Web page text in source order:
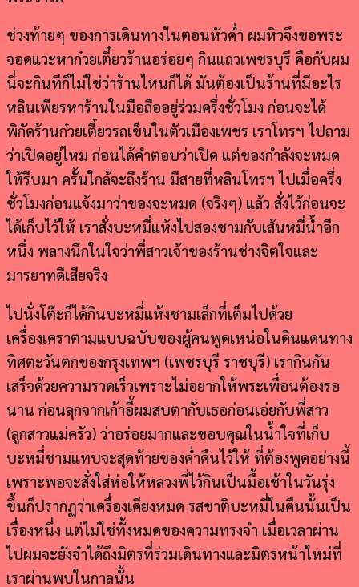
ช่วงท้ายๆ ของการเดินทางในตอนหัวค่ำ ผมหิวจึงขอพระ
จอดแวะหาก๋วยเตี๋ยวร้านอร่อยๆ กินแถวเพชรบุรี คือกับผม
นี่จะกินทีก็ไม่ใช่ว่าร้านไหนก็ได้ มันต้องเป็นร้านที่มีอะไร
หลินเพียรหาร้านในมือถืออยู่ร่วมครึ่งชั่วโมง ก่อนจะได้
พิกัดร้านก๋วยเตี๋ยวรถเข็นในตัวเมืองเพชร เราโทรฯ ไปถาม
ว่าเปิดอยู่ไหม ก่อนได้คำตอบว่าเปิด แต่ของกำลังจะหมด
ให้รีบมา ครั้นใกล้จะถึงร้าน มีสายที่หลินโทรฯ ไปเมื่อครึ่ง
ชั่วโมงก่อนแจ้งมาว่าของจะหมด (จริงๆ) แล้ว สั่งไว้ก่อนจะ
ได้เก็บไว้ให้ เราสั่งบะหมี่แห้งไปสองชามกับเส้นหมี่น้ำอีก
หนึ่ง พลางนึกในใจว่าพี่สาวเจ้าของร้านช่างจิตใจและ
มารยาทดีเสียจริง
ไปนั่งโต๊ะก็ได้กินบะหมี่แห้งชามเล็กที่เต็มไปด้วย
เครื่องเคราตามแบบฉบับของผู้คนพูดเหน่อในดินแดนทาง
ทิศตะวันตกของกรุงเทพฯ (เพชรบุรี ราชบุรี) เรากินกัน
เสร็จด้วยความรวดเร็วเพราะไม่อยากให้พระเพื่อนต้องรอ
นาน ก่อนลุกจากเก้าอี้ผมสบตากับเธอก่อนเอ่ยกับพี่สาว
(ลูกสาวแม่ครัว) ว่าอร่อยมากและขอบคุณในน้ำใจที่เก็บ
บะหมี่ชามแทบจะสุดท้ายของค่ำคืนไว้ให้ ที่ต้องพูดอย่างนี้
เพราะพอจะสั่งใส่ห่อให้หลวงพี่ไว้กินเป็นมื้อเช้าในวันรุ่ง
ขึ้นก็ปรากฏว่าเครื่องเคียงหมด รสชาติบะหมี่ในคืนนั้นเป็น
เรื่องหนึ่ง แต่ไม่ใช่ทั้งหมดของความทรงจำ เมื่อเวลาผ่าน
ไปผมจะยังจำได้ถึงมิตรที่ร่วมเดินทางและมิตรหน้าใหม่ที่
เราผ่านพบในกาลนั้น